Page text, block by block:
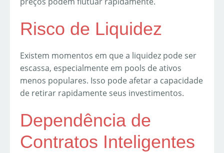
Risco de Liquidez
Existem momentos em que a liquidez pode ser
escassa, especialmente em pools de ativos
menos populares. Isso pode afetar a capacidade
de retirar rapidamente seus investimentos.
Dependência de
Contratos Inteligentes